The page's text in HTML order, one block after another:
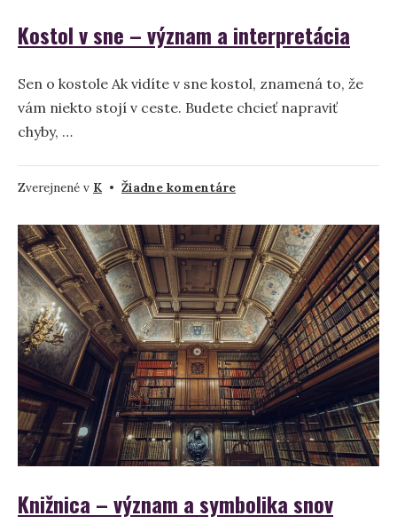
Kostol v sne – význam a interpretácia
Sen o kostole Ak vidíte v sne kostol, znamená to, že
vám niekto stojí v ceste. Budete chcieť napraviť
chyby, …
Zverejnené v K • Žiadne komentárena
v
sne
–
význam
a
interpretácia
Knižnica – význam a symbolika snov